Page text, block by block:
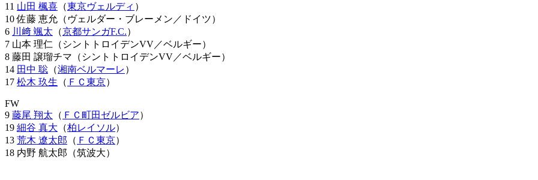
11 山田 楓喜 （東京ヴェルディ ）
10 佐藤 恵允（ヴェルダー・ブレーメン／ドイツ）
6 川﨑 颯太 （京都サンガF.C.）
7 山本 理仁（シントトロイデンVV／ベルギー）
8 藤田 譲瑠チマ（シントトロイデンVV／ベルギー）
14 田中 聡 （湘南ベルマーレ ）
17 松木 玖生 （ ＦＣ東京）
FW
9 藤尾 翔太 （ ＦＣ町田ゼルビア）
19 細谷 真大 （柏レイソル）
13 荒木 遼太郎 （ ＦＣ東京）
18 内野 航太郎（筑波大）